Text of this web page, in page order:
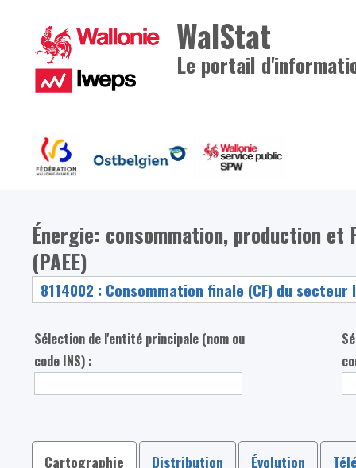
WalStat
Le portail
Énergie: consommation, production
(PAEE)
Sélection de l'entité principale (nom ou
code INS) :
Cartographie Distribution Évolution